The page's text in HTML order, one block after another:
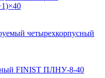
четырехкорпусный
FINIST ПЛНУ-8-40